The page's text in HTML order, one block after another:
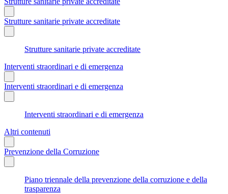
Strutture sanitarie private accreditate
Strutture sanitarie private accreditate
Interventi straordinari e di emergenza
Interventi straordinari e di emergenza
Interventi straordinari e di emergenza
Altri contenuti
Prevenzione della Corruzione
Piano triennale della prevenzione della corruzione e della
trasparenza